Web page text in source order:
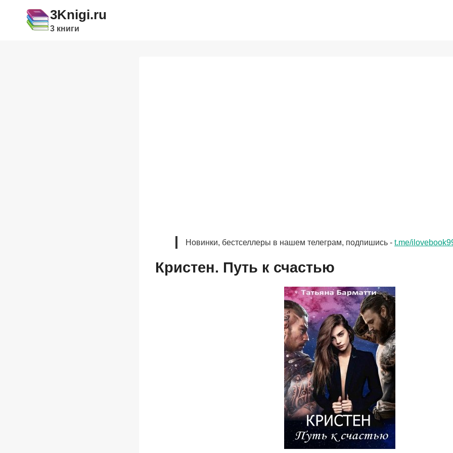
содержимому
3Knigi.ru
3 книги
Новинки, бестселлеры в нашем телеграм, подпишись - t.me/
Кристен. Путь к счастью